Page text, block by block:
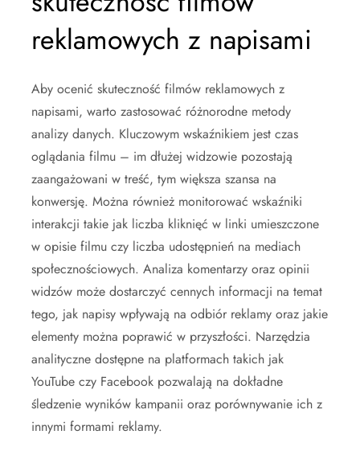
reklamowych z napisami
Aby ocenić skuteczność filmów reklamowych z
napisami, warto zastosować różnorodne metody
analizy danych. Kluczowym wskaźnikiem jest czas
oglądania filmu – im dłużej widzowie pozostają
zaangażowani w treść, tym większa szansa na
konwersję. Można również monitorować wskaźniki
interakcji takie jak liczba kliknięć w linki umieszczone
w opisie filmu czy liczba udostępnień na mediach
społecznościowych. Analiza komentarzy oraz opinii
widzów może dostarczyć cennych informacji na temat
tego, jak napisy wpływają na odbiór reklamy oraz jakie
elementy można poprawić w przyszłości. Narzędzia
analityczne dostępne na platformach takich jak
YouTube czy Facebook pozwalają na dokładne
śledzenie wyników kampanii oraz porównywanie ich z
innymi formami reklamy.